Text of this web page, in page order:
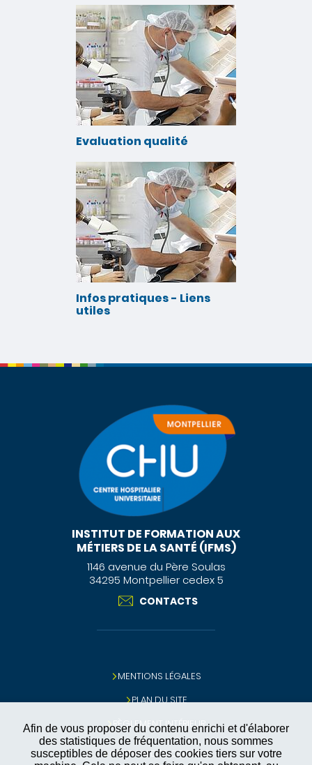
Afin de vous proposer du contenu enrichi et d'élaborer
des statistiques de fréquentation, nous sommes
susceptibles de déposer des cookies tiers sur votre
Evaluation qualité
Infos pratiques - Liens
utiles
INSTITUT DE FORMATION AUX
MÉTIERS DE LA SANTÉ (IFMS)
1146 avenue du Père Soulas
34295 Montpellier cedex 5
CONTACTS
MENTIONS LÉGALES
PLAN DU SITE
RÈGLEMENT INTÉRIEUR
GESTION DES COOKIES